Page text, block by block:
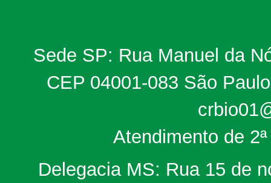
Sede SP: Rua Manuel da
CEP 04001-083 São
Atendimento de
Delegacia MS: Rua 15 de